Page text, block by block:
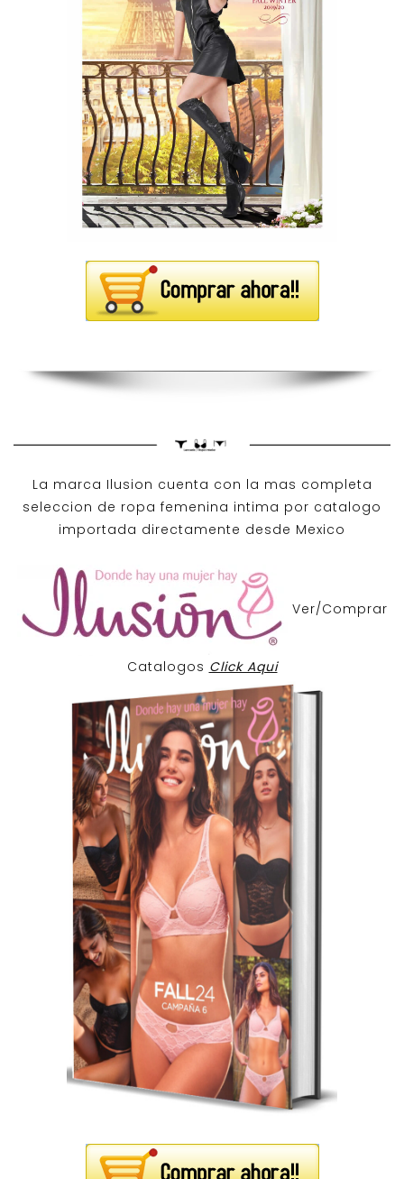
La marca Ilusion cuenta con la mas completa
seleccion de ropa femenina intima por catalogo
importada directamente desde Mexico
Ver/Comprar
Catalogos Click Aqui